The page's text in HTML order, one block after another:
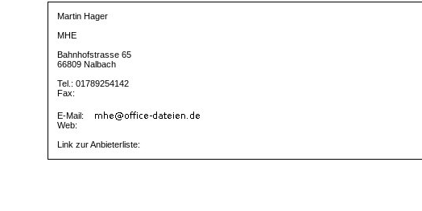
Martin Hager
MHE
Bahnhofstrasse 65
66809 Nalbach
Tel.: 01789254142
Fax:
E-Mail:
Web:
Link zur Anbieterliste: